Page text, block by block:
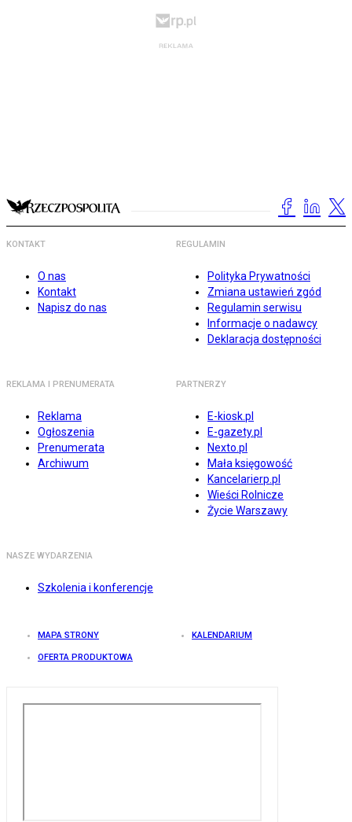
KONTAKT
O nas
Kontakt
Napisz do nas
REGULAMIN
Polityka Prywatności
Zmiana ustawień zgód
Regulamin serwisu
Informacje o nadawcy
Deklaracja dostępności
REKLAMA I PRENUMERATA
Reklama
Ogłoszenia
Prenumerata
Archiwum
PARTNERZY
E-kiosk.pl
E-gazety.pl
Nexto.pl
Mała księgowość
Kancelarierp.pl
Wieści Rolnicze
Życie Warszawy
NASZE WYDARZENIA
Szkolenia i konferencje
MAPA STRONY KALENDARIUM
OFERTA PRODUKTOWA